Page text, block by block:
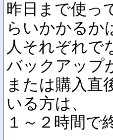
昨日まで使っ
らいかかるか
人それぞれで
バックアップ
または購入直
いる方は、
１～２時間で